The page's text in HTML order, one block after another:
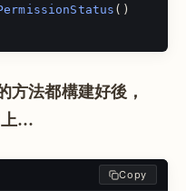
()
方法都構建好後，
上…
Copy